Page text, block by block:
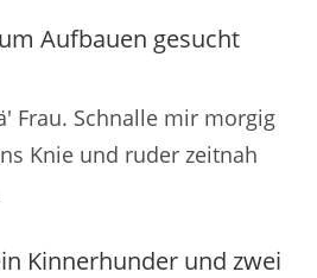
Aufbauen gesucht
Frau. Schnalle mir morgig
Knie und ruder zeitnah
Kinnerhunder und zwei